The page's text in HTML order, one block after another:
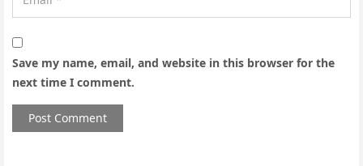
Save my name, email, and website in this browser for the
next time I comment.